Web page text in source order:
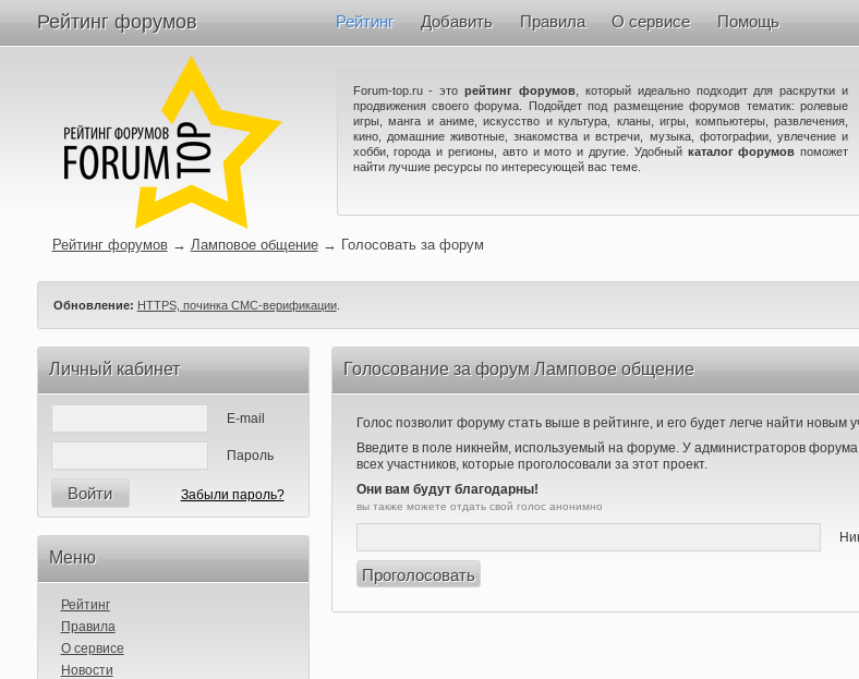
Рейтинг форумов Рейтинг Добавить Правила О сервисе Помощь
Forum-top.ru - эторейтинг форумов , который идеально подходит для раскрутки и
продвижения своего форума. Подойдет под размещение форумов тематик: ролевые
игры, манга и аниме, искусство и культура, кланы, игры, компьютеры, развлечения,
кино, домашние животные, знакомства и встречи, музыка, фотографии, увлечение и
хобби, города и регионы, авто и мото и другие. Удобный каталог форумов поможет
найти лучшие ресурсы по интересующей вас теме.
Рейтинг форумов → Ламповое общение → Голосовать за форум
Обновление: HTTPS, починка СМС-верификации.
Личный кабинет
E-mail
Пароль
Войти Забыли пароль?
Меню
Рейтинг
Правила
О сервисе
Новости
Голосование за форум Ламповое общение
Голос позволит форуму стать выше в рейтинге, и его будет легче найти новым
Введите в поле никнейм, используемый на форуме. У администраторов форума
всех участников, которые проголосовали за этот проект.
Они вам будут благодарны!
вы также можете отдать свой голос анонимно